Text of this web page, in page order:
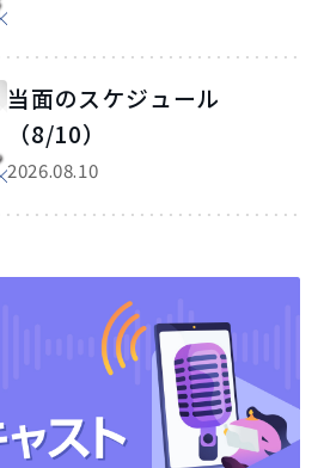
当面のスケジュール
（8/10）
2026.08.10